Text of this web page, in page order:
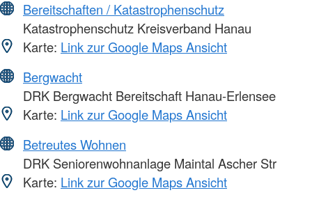
Bereitschaften / Katastrophenschutz
Katastrophenschutz Kreisverband Hanau
Karte: Link zur Google Maps Ansicht
Bergwacht
DRK Bergwacht Bereitschaft Hanau-Erlensee
Karte: Link zur Google Maps Ansicht
Betreutes Wohnen
DRK Seniorenwohnanlage Maintal Ascher Str
Karte: Link zur Google Maps Ansicht